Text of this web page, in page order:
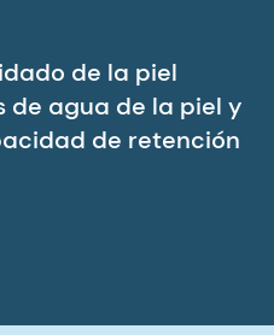
de la piel
de agua de la piel y
de retención